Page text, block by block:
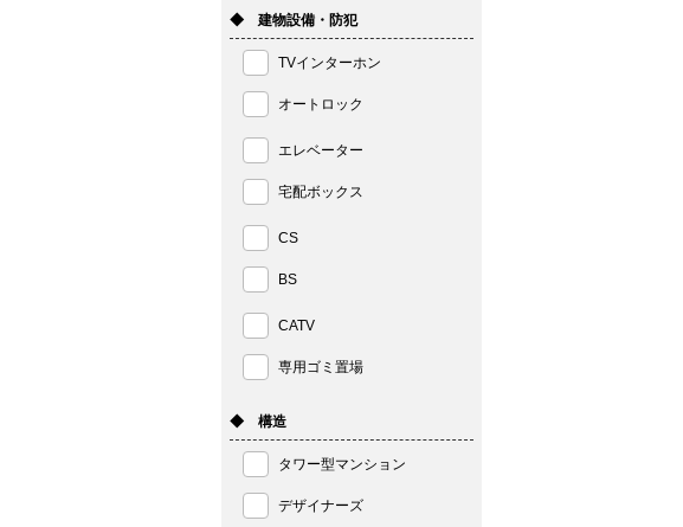
◆ 建物設備・防犯
TVインターホン
オートロック
エレベーター
宅配ボックス
CS
BS
CATV
専用ゴミ置場
◆ 構造
タワー型マンション
デザイナーズ